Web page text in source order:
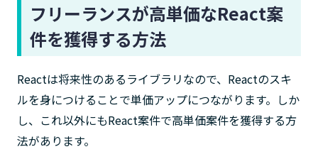
フリーランスが高単価なReact案
件を獲得する方法
Reactは将来性のあるライブラリなので、Reactのスキ
ルを身につけることで単価アップにつながります。しか
し、これ以外にもReact案件で高単価案件を獲得する方
法があります。